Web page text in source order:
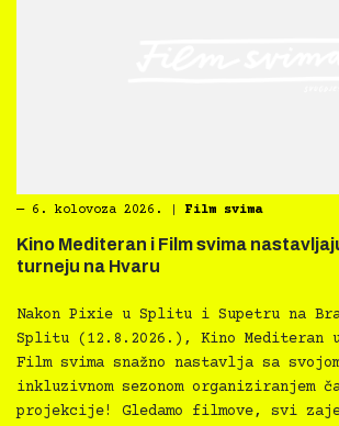
― 6. kolovoza 2026. Film svima
Kino Mediteran i Film svima
turneju na Hvaru
Nakon Pixie u Splitu i Supetru na
Splitu (12.8.2026.), Kino Mediteran
Film svima snažno nastavlja sa
inkluzivnom sezonom organiziranjem
projekcije! Gledamo filmove, svi